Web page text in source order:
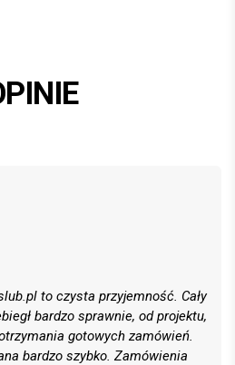
to czysta przyjemność. Cały
bardzo sprawnie, od projektu,
gotowych zamówień.
bardzo szybko. Zamówienia